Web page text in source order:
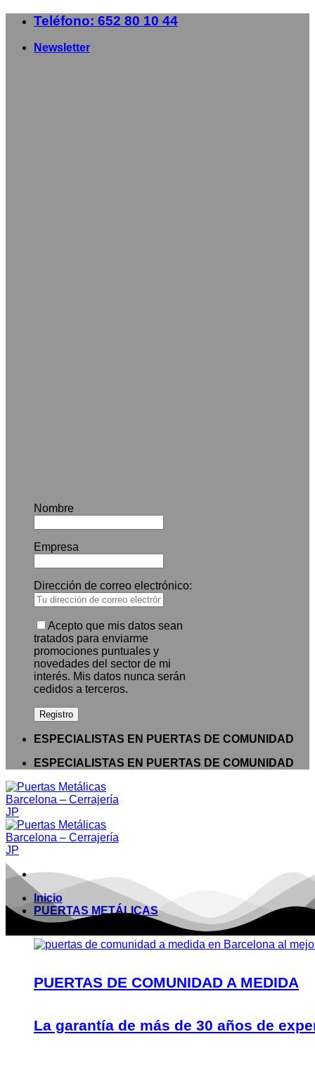
Saltar
contenido
Teléfono: 652 80 10 44
Newsletter
Nombre
Empresa
Dirección de correo electrónico:
Acepto que mis datos sean
tratados para enviarme
promociones puntuales y
novedades del sector de mi
interés. Mis datos nunca serán
cedidos a terceros.
ESPECIALISTAS EN PUERTAS DE COMUNIDAD
ESPECIALISTAS EN PUERTAS DE COMUNIDAD
Inicio
PUERTAS METÁLICAS
PUERTAS DE COMUNIDAD A MEDIDA
La garantía de más de 30 años de